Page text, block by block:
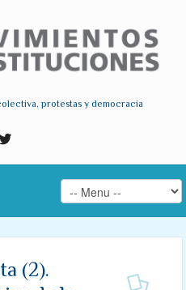
protestas y democracia
(2).